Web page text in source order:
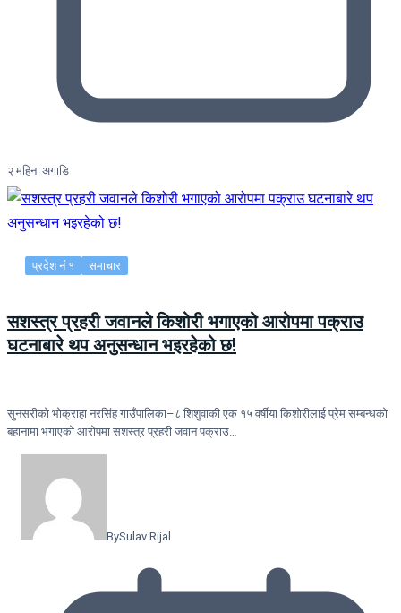
२ महिना अगाडि
प्रदेश नं १ समाचार
सशस्त्र प्रहरी जवानले किशोरी भगाएको आरोपमा पक्राउ
घटनाबारे थप अनुसन्धान भइरहेको छ!
सुनसरीको भोक्राहा नरसिंह गाउँपालिका–८ शिशुवाकी एक १५ वर्षीया किशोरीलाई प्रेम सम्बन्धको
बहानामा भगाएको आरोपमा सशस्त्र प्रहरी जवान पक्राउ…
BySulav Rijal